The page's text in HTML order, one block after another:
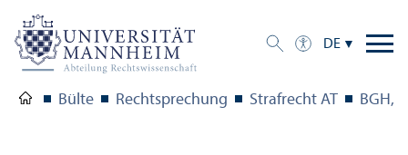
DE
Bülte Rechts­prechung Strafrecht AT BGH,